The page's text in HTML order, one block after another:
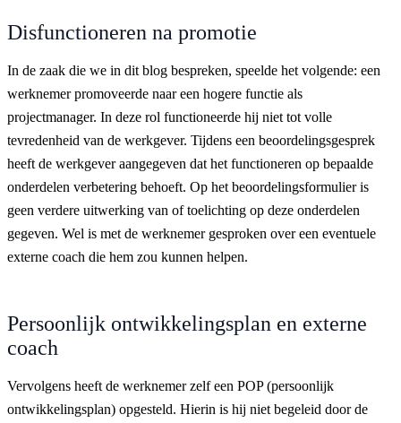
Disfunctioneren na promotie
In de zaak die we in dit blog bespreken, speelde het volgende: een
werknemer promoveerde naar een hogere functie als
projectmanager. In deze rol functioneerde hij niet tot volle
tevredenheid van de werkgever. Tijdens een beoordelingsgesprek
heeft de werkgever aangegeven dat het functioneren op bepaalde
onderdelen verbetering behoeft. Op het beoordelingsformulier is
geen verdere uitwerking van of toelichting op deze onderdelen
gegeven. Wel is met de werknemer gesproken over een eventuele
externe coach die hem zou kunnen helpen.
Persoonlijk ontwikkelingsplan en externe
coach
Vervolgens heeft de werknemer zelf een POP (persoonlijk
ontwikkelingsplan) opgesteld. Hierin is hij niet begeleid door de